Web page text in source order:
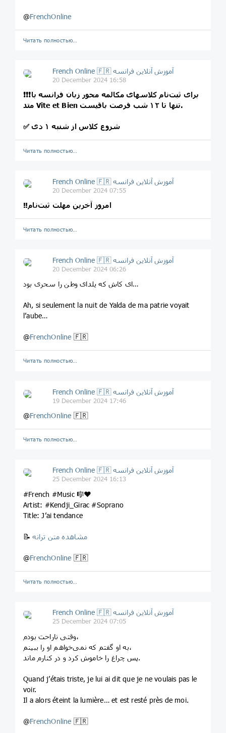
@FrenchOnline
Читать полностью…
French Online 🇫🇷 آموزش آنلاین فرانسه
20 December 2024 16:58
❗️❗️❗️برای ثبت‌نام کلاسهای مکالمه محور زبان فرانسه با
متد Vite et Bien تنها تا ۱۲ شب فرصت باقیست.
✅ شروع کلاس از شنبه ۱ دی
Читать полностью…
French Online 🇫🇷 آموزش آنلاین فرانسه
20 December 2024 07:55
‼️امروز آخرین مهلت ثبت‌نام
Читать полностью…
French Online 🇫🇷 آموزش آنلاین فرانسه
20 December 2024 06:26
ای کاش که یلدای وطن را سحری بود…
Ah, si seulement la nuit de Yalda de ma patrie voyait
l’aube…
@FrenchOnline 🇫🇷
Читать полностью…
French Online 🇫🇷 آموزش آنلاین فرانسه
19 December 2024 17:46
@FrenchOnline 🇫🇷
Читать полностью…
French Online 🇫🇷 آموزش آنلاین فرانسه
25 December 2024 16:13
#French #Music 🎼❤️
Artist: #Kendji_Girac #Soprano
Title: J’ai tendance
📝مشاهده متن ترانه
@FrenchOnline 🇫🇷
Читать полностью…
French Online 🇫🇷 آموزش آنلاین فرانسه
25 December 2024 07:05
وقتی ناراحت بودم،
به او گفتم که نمی‌خواهم او را ببینم،
پس چراغ را خاموش کرد و در کنارم ماند.
Quand j’étais triste, je lui ai dit que je ne voulais pas le
voir.
Il a alors éteint la lumière… et est resté près de moi.
@FrenchOnline 🇫🇷